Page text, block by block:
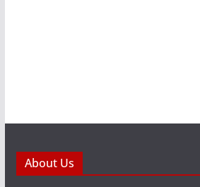
About Us